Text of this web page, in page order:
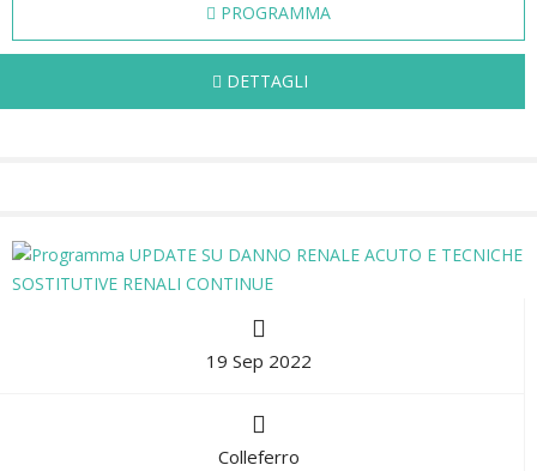
PROGRAMMA
DETTAGLI
19 Sep 2022
Colleferro